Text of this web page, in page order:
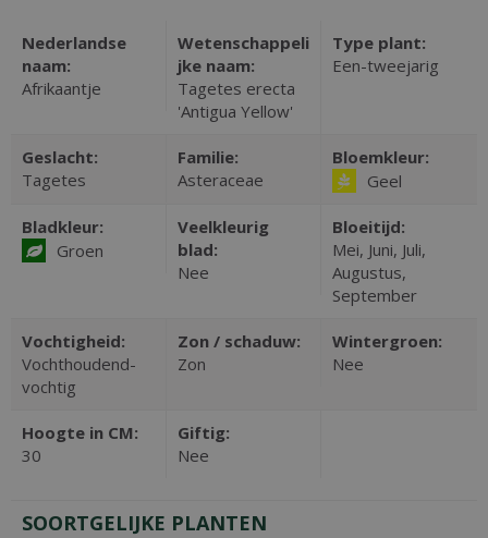
Nederlandse
naam:
Afrikaantje
Wetenschappeli
jke naam:
Tagetes erecta
'Antigua Yellow'
Type plant:
Een-tweejarig
Geslacht:
Tagetes
Familie:
Asteraceae
Bloemkleur:
Geel
Bladkleur:
Groen
Veelkleurig
blad:
Nee
Bloeitijd:
Mei, Juni, Juli,
Augustus,
September
Vochtigheid:
Vochthoudend-
vochtig
Zon / schaduw:
Zon
Wintergroen:
Nee
Hoogte in CM:
30
Giftig:
Nee
SOORTGELIJKE PLANTEN